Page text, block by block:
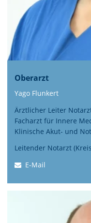
Oberarzt
Yago Flunkert
Ärztlicher Leiter
Facharzt für Innere
Klinische Akut- und
Leitender Notarzt
E-Mail